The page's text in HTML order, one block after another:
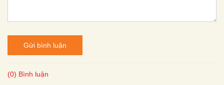
Gửi bình luận
(0) Bình luận